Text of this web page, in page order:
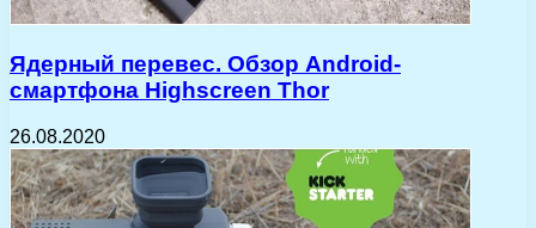
Ядерный перевес. Обзор Android-
смартфона Highscreen Thor
26.08.2020